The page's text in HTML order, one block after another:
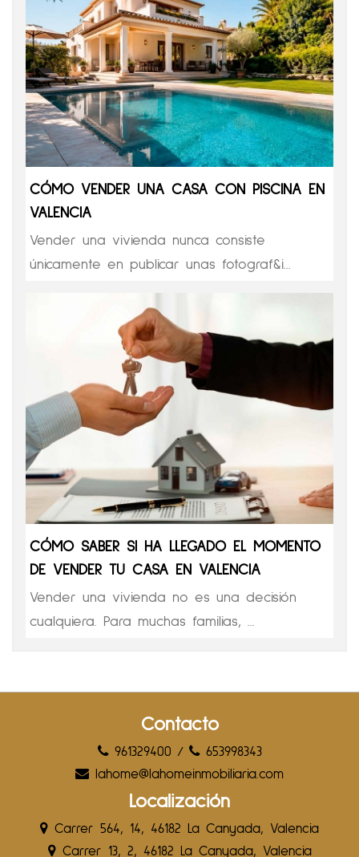
CÓMO VENDER UNA CASA CON PISCINA EN
VALENCIA
Vender una vivienda nunca consiste
únicamente en publicar unas fotograf&i...
CÓMO SABER SI HA LLEGADO EL MOMENTO
DE VENDER TU CASA EN VALENCIA
Vender una vivienda no es una decisión
cualquiera. Para muchas familias, ...
Contacto
961329400 /
653998343
lahome@lahomeinmobiliaria.com
Localización
Carrer 564, 14, 46182 La Canyada, Valencia
Carrer 13, 2, 46182 La Canyada, Valencia